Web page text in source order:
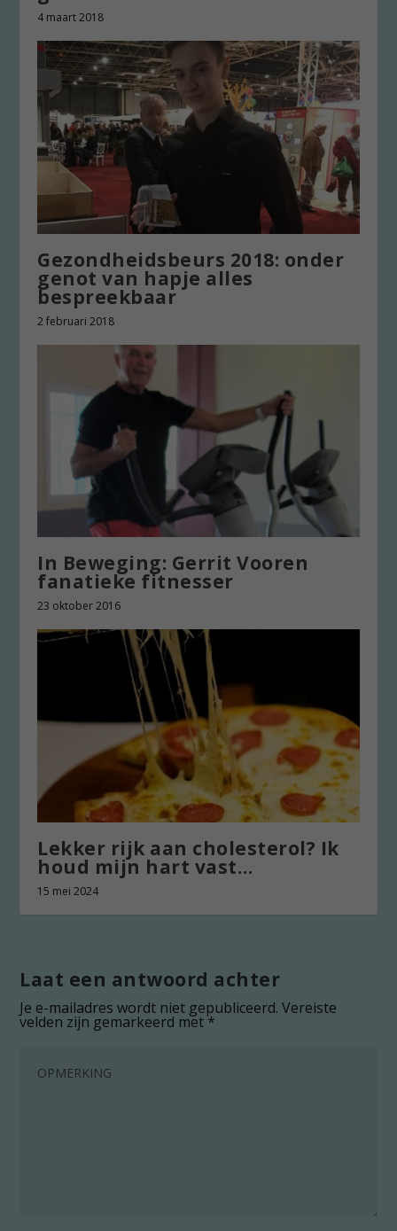
4 maart 2018
Gezondheidsbeurs 2018: onder
genot van hapje alles
bespreekbaar
2 februari 2018
In Beweging: Gerrit Vooren
fanatieke fitnesser
23 oktober 2016
Lekker rijk aan cholesterol? Ik
houd mijn hart vast…
15 mei 2024
Laat een antwoord achter
Je e-mailadres wordt niet gepubliceerd. Vereiste
velden zijn gemarkeerd met*